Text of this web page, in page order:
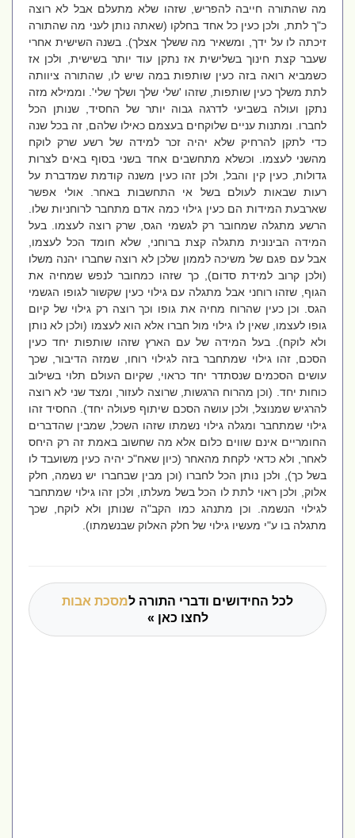
מה שהתורה חייבה להפריש, שזהו שלא מתעלם אבל לא רוצה
כ"ך לתת, ולכן כעין כל אחד בחלקו (שאתה נותן לעני מה שהתורה
זיכתה לו על ידך, ומשאיר מה ששלך אצלך). בשנה השישית אחרי
שעבר קצת חינוך בשלישית אז נתקן עוד יותר בשישית, ולכן אז
כשמביא רואה בזה כעין שותפות במה שיש לו, שהתורה ציוותה
לתת משלך כעין שותפות, שזהו 'שלי שלך ושלך שלי'. וממילא מזה
נתקן ועולה בשביעי לדרגה גבוה יותר של החסיד, שנותן הכל
לחברו. ומתנות עניים שלוקחים בעצמם כאילו שלהם, זה בכל שנה
כדי לתקן להרחיק שלא יהיה זכר למידה של רשע שרק לוקח
מהשני לעצמו. וכשלא מתחשבים אחד בשני בסוף באים לצרות
גדולות, כעין קין והבל, ולכן זהו כעין משנה קודמת שמדברת על
רעות שבאות לעולם בשל אי התחשבות באחר. אולי אפשר
שארבעת המידות הם כעין גילוי כמה אדם מתחבר לרוחניות שלו.
הרשע מתגלה שמחובר רק לגשמי הגס, שרק רוצה לעצמו. בעל
המידה הבינונית מתגלה קצת ברוחני, שלא חומד הכל לעצמו,
אבל עם פגם של משיכה לממון שלכן לא רוצה שחברו יהנה משלו
(ולכן קרוב למידת סדום), כך שזהו כמחובר לנפש שמחיה את
הגוף, שזהו רוחני אבל מתגלה עם גילוי כעין שקשור לגופו הגשמי
הגס. וכן כעין שהרוח מחיה את גופו וכך רוצה רק גילוי של קיום
גופו לעצמו, שאין לו גילוי מול חברו אלא הוא לעצמו (ולכן לא נותן
ולא לוקח). בעל המידה של עם הארץ שזהו שותפות יחד כעין
הסכם, זהו גילוי שמתחבר בזה לגילוי רוחו, שמזה הדיבור, שכך
עושים הסכמים שנסתדר יחד כראוי, שקיום העולם תלוי בשילוב
כוחות יחד. (וכן מהרוח הרגשות, שרוצה לעזור, ומצד שני לא רוצה
להרגיש שמנוצל, ולכן עושה הסכם שיתוף פעולה יחד). החסיד זהו
גילוי שמתחבר ומגלה גילוי נשמתו שזהו השכל, שמבין שהדברים
החומריים אינם שווים כלום אלא מה שחשוב באמת זה רק היחס
לאחר, ולא כדאי לקחת מהאחר (כיון שאח"כ יהיה כעין משועבד לו
בשל כך), ולכן נותן הכל לחברו (וכן מבין שבחברו יש נשמה, חלק
אלוק, ולכן ראוי לתת לו הכל בשל מעלתו, ולכן זהו גילוי שמתחבר
לגילוי הנשמה. וכן מתנהג כמו הקב"ה שנותן ולא לוקח, שכך
מתגלה בו ע"י מעשיו גילוי של חלק האלוק שבנשמתו).
לכל החידושים ודברי התורה למסכת אבות
לחצו כאן »